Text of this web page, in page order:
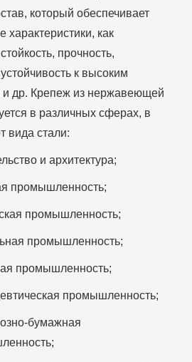
который обеспечивает
характеристики, как
прочность,
к высоким
и др. Крепеж из нержавеющей
в различных сферах, в
вида стали:
и архитектура;
промышленность;
промышленность;
промышленность;
промышленность;
промышленность;
бумажная